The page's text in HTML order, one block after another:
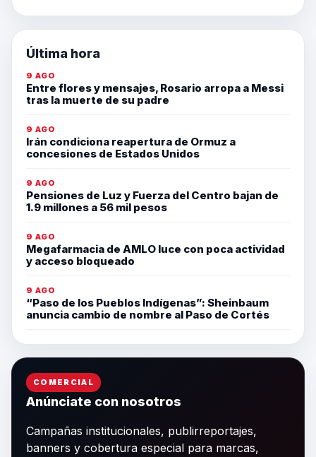
Última hora
9 AGO
Entre flores y mensajes, Rosario arropa a Messi
tras la muerte de su padre
9 AGO
Irán condiciona reapertura de Ormuz a
concesiones de Estados Unidos
9 AGO
Pensiones de Luz y Fuerza del Centro bajan de
1.9 millones a 56 mil pesos
9 AGO
Megafarmacia de AMLO luce con poca actividad
y acceso bloqueado
9 AGO
“Paso de los Pueblos Indígenas”: Sheinbaum
anuncia cambio de nombre al Paso de Cortés
COMERCIAL
Anúnciate con nosotros
Campañas institucionales, publirreportajes,
banners y cobertura especial para marcas,